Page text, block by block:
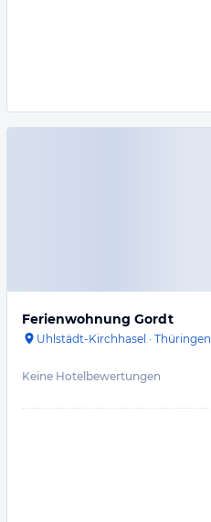
Ferienwohnung Gordt
Uhlstädt-Kirchhasel · Thüringen
Keine Hotelbewertungen